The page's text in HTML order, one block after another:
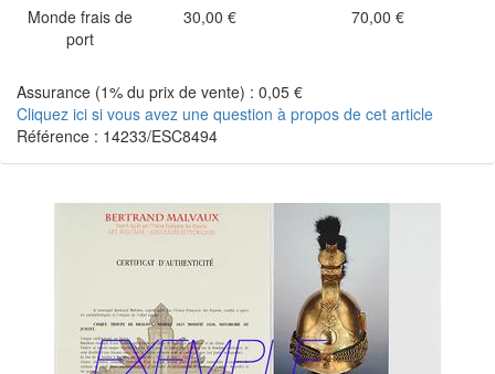
Monde frais de
port
30,00 € 70,00 €
Assurance (1% du prix de vente) : 0,05 €
Cliquez ici si vous avez une question à propos de cet article
Référence : 14233/ESC8494